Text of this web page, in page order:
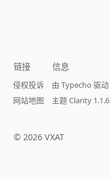
链接
侵权投诉
网站地图
信息
由 Typecho 驱动
主题 Clarity 1.1.6
©2026 VXAT